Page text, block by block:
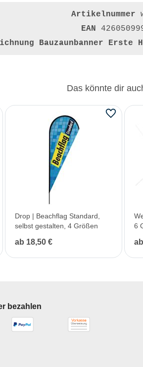
Artikelnummer
EAN
Bauzaunbanner
Das könnte dir
Drop | Beachflag Standard,
selbst gestalten, 4 Größen
ab 18,50 €
6
bezahlen